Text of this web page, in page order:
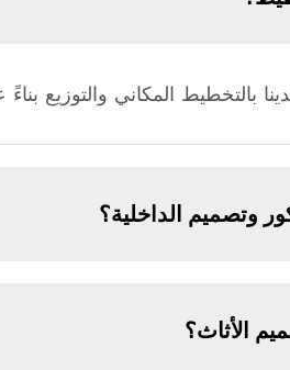
بالتخطيط المكاني والتوزيع
وتصميم الداخلية؟
الأثاث؟